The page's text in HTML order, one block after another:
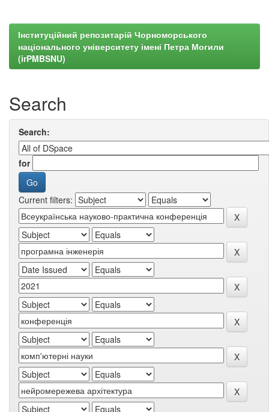
Інституційний репозитарій Чорноморського
національного університету імені Петра Могили
(irPMBSNU)
Search
Search:
for
Current filters: